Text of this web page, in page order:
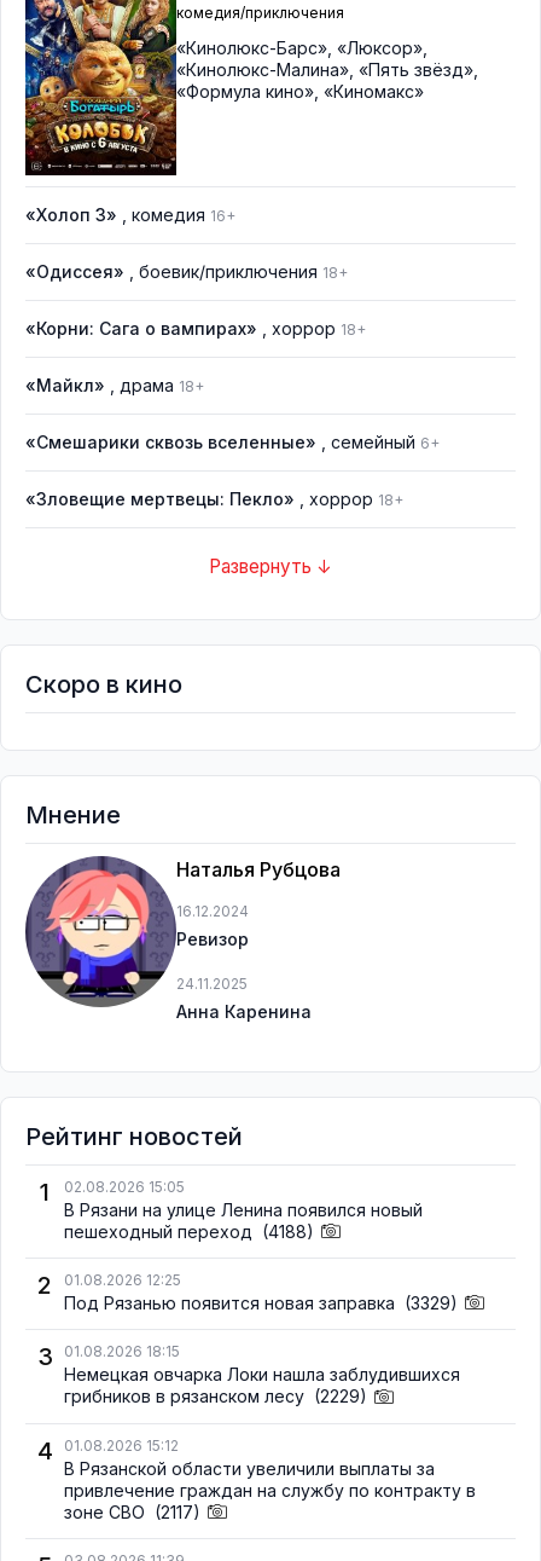
комедия/приключения
«Кинолюкс-Барс», «Люксор»,
«Кинолюкс-Малина», «Пять звёзд»,
«Формула кино», «Киномакс»
«Холоп 3» , комедия 16+
«Одиссея» , боевик/приключения 18+
«Корни: Сага о вампирах» , хоррор 18+
«Майкл» , драма 18+
«Смешарики сквозь вселенные» , семейный 6+
«Зловещие мертвецы: Пекло» , хоррор 18+
Развернуть ↓
Скоро в кино
Мнение
Наталья Рубцова
16.12.2024
Ревизор
24.11.2025
Анна Каренина
Рейтинг новостей
1
02.08.2026 15:05
В Рязани на улице Ленина появился новый
пешеходный переход (4188)
2 01.08.2026 12:25
Под Рязанью появится новая заправка (3329)
3 01.08.2026 18:15
Немецкая овчарка Локи нашла заблудившихся
грибников в рязанском лесу (2229)
4 01.08.2026 15:12
В Рязанской области увеличили выплаты за
привлечение граждан на службу по контракту в
зоне СВО (2117)